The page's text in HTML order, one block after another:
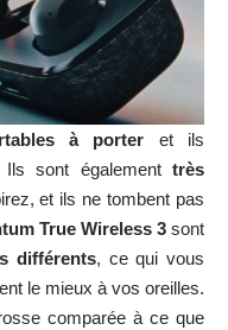
à porter et ils
Ils sont également très
et ils ne tombent pas
True Wireless 3 sont
différents, ce qui vous
le mieux à vos oreilles.
comparée à ce que